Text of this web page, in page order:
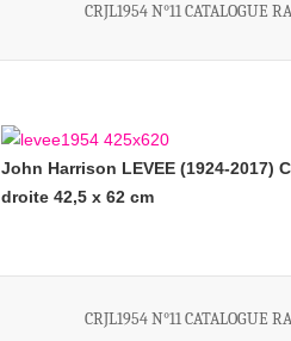
CRJL1954 N°11 CATALOGUE
John Harrison LEVEE (1924-2017)
droite 42,5 x 62 cm
CRJL1954 N°11 CATALOGUE